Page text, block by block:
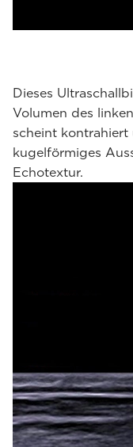
Dieses
Volumen des
scheint kontrahiert
kugelförmiges
Echotextur.